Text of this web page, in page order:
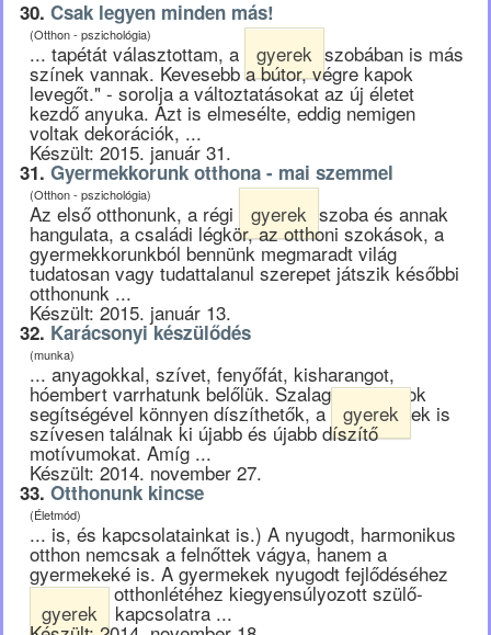
30. Csak legyen minden más!
(Otthon - pszichológia)
... tapétát választottam, a gyerek szobában is más
színek vannak. Kevesebb a bútor, végre kapok
levegőt." - sorolja a változtatásokat az új életet
kezdő anyuka. Azt is elmesélte, eddig nemigen
voltak dekorációk, ...
Készült: 2015. január 31.
31. Gyermekkorunk otthona - mai szemmel
(Otthon - pszichológia)
Az első otthonunk, a régi gyerek szoba és annak
hangulata, a családi légkör, az otthoni szokások, a
gyermekkorunkból bennünk megmaradt világ
tudatosan vagy tudattalanul szerepet játszik későbbi
otthonunk ...
Készült: 2015. január 13.
32. Karácsonyi készülődés
(munka)
... anyagokkal, szívet, fenyőfát, kisharangot,
hóembert varrhatunk belőlük. Szalagok, gombok
segítségével könnyen díszíthetők, a gyerek ek is
szívesen találnak ki újabb és újabb díszítő
motívumokat. Amíg ...
Készült: 2014. november 27.
33. Otthonunk kincse
(Életmód)
... is, és kapcsolatainkat is.) A nyugodt, harmonikus
otthon nemcsak a felnőttek vágya, hanem a
gyermekeké is. A gyermekek nyugodt fejlődéséhez
és boldog otthonlétéhez kiegyensúlyozott szülő-
gyerek kapcsolatra ...